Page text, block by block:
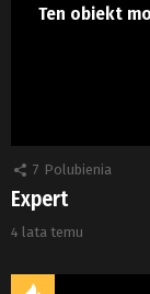
Ten obiekt
7 Polubienia
Expert
4 lata temu